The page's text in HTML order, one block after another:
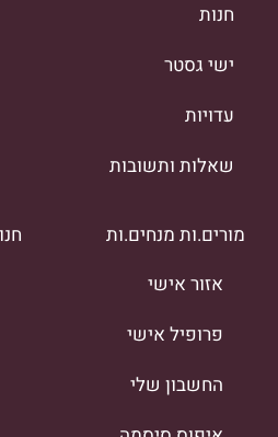
חנות
ישי גסטר
עדויות
שאלות ותשובות
מורים.ות מנחים.ות
אזור אישי
פרופיל אישי
החשבון שלי